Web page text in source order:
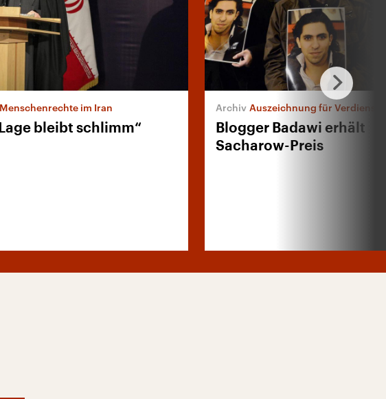
Menschenrechte im Iran
bleibt schlimm“
Auszeichnung für Verdienste um die
Blogger Badawi erhält
Sacharow-Preis